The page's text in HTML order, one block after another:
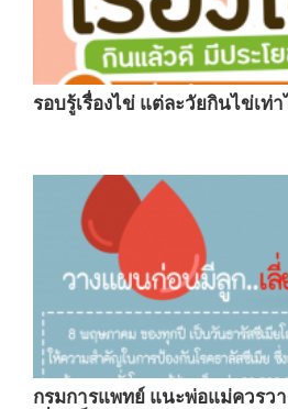
รอบรู้เรื่องไข่ แต่ละวัยกินไข่เท่า
กรมการแพทย์ แนะพ่อแม่ควรว